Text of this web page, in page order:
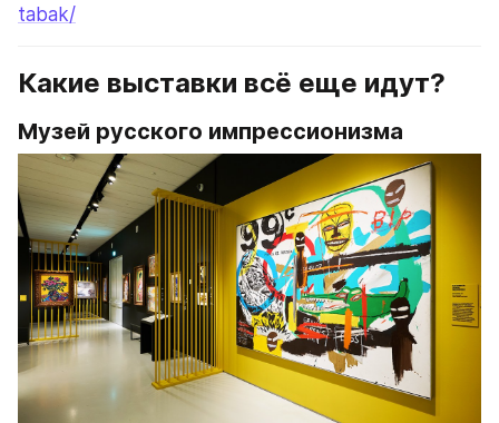
tabak/
Какие выставки всё еще идут?
Музей русского импрессионизма